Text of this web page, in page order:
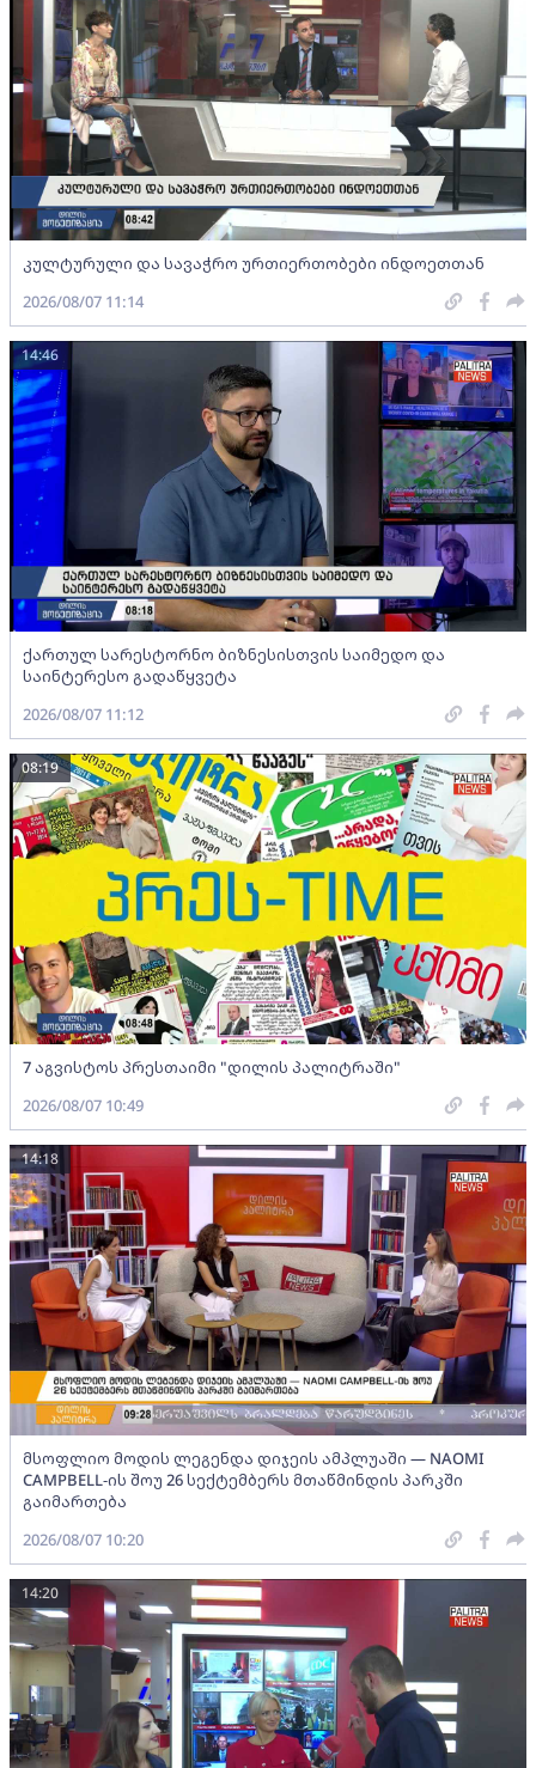
კულტურული და სავაჭრო ურთიერთობები ინდოეთთან
2026/08/07 11:14
ქართულ სარესტორნო ბიზნესისთვის საიმედო და
საინტერესო გადაწყვეტა
14:46
2026/08/07 11:12
7 აგვისტოს პრესთაიმი "დილის პალიტრაში"
08:19
2026/08/07 10:49
მსოფლიო მოდის ლეგენდა დიჯეის ამპლუაში — NAOMI
CAMPBELL-ის შოუ 26 სექტემბერს მთაწმინდის პარკში
გაიმართება
14:18
2026/08/07 10:20
14:20